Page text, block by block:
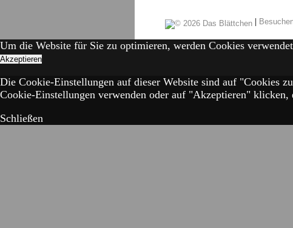
|
Um die Website für Sie zu optimieren, werden Cookies
Akzeptieren
Die Cookie-Einstellungen auf dieser Website sind auf "Cookies
Cookie-Einstellungen verwenden oder auf "Akzeptieren" klicken,
Schließen